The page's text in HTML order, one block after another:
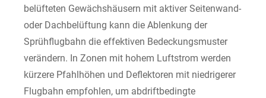
belüfteten Gewächshäusern mit aktiver Seitenwand-
oder Dachbelüftung kann die Ablenkung der
Sprühflugbahn die effektiven Bedeckungsmuster
verändern. In Zonen mit hohem Luftstrom werden
kürzere Pfahlhöhen und Deflektoren mit niedrigerer
Flugbahn empfohlen, um abdriftbedingte